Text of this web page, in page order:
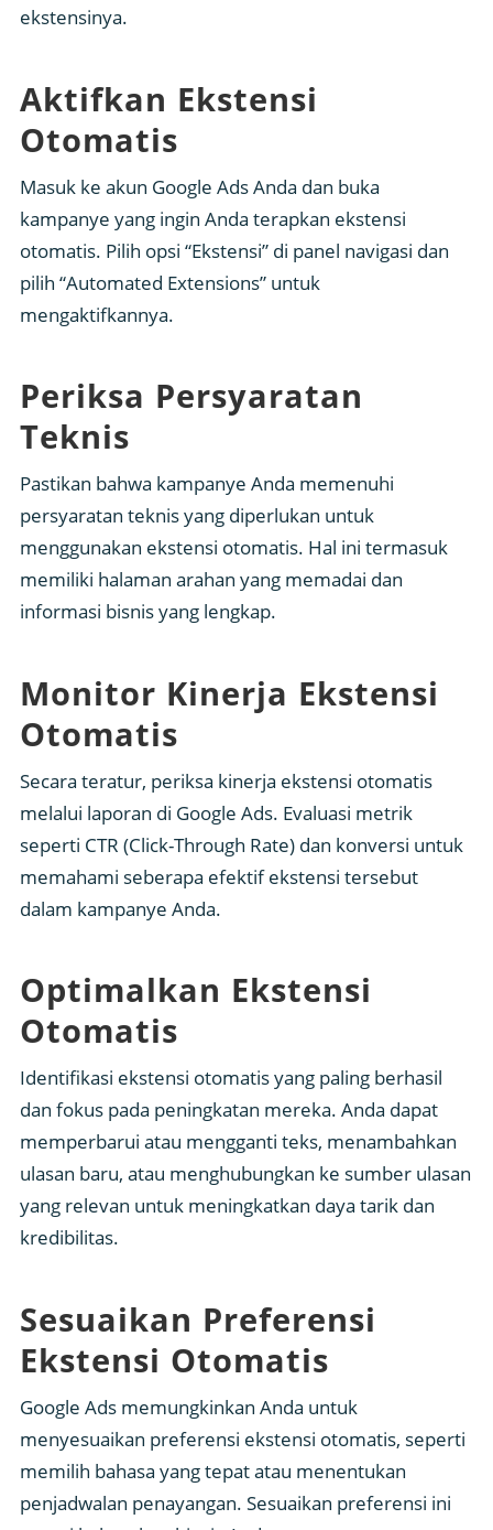
ekstensinya.
Aktifkan Ekstensi
Otomatis
Masuk ke akun Google Ads Anda dan buka
kampanye yang ingin Anda terapkan ekstensi
otomatis. Pilih opsi “Ekstensi” di panel navigasi dan
pilih “Automated Extensions” untuk
mengaktifkannya.
Periksa Persyaratan
Teknis
Pastikan bahwa kampanye Anda memenuhi
persyaratan teknis yang diperlukan untuk
menggunakan ekstensi otomatis. Hal ini termasuk
memiliki halaman arahan yang memadai dan
informasi bisnis yang lengkap.
Monitor Kinerja Ekstensi
Otomatis
Secara teratur, periksa kinerja ekstensi otomatis
melalui laporan di Google Ads. Evaluasi metrik
seperti CTR (Click-Through Rate) dan konversi untuk
memahami seberapa efektif ekstensi tersebut
dalam kampanye Anda.
Optimalkan Ekstensi
Otomatis
Identifikasi ekstensi otomatis yang paling berhasil
dan fokus pada peningkatan mereka. Anda dapat
memperbarui atau mengganti teks, menambahkan
ulasan baru, atau menghubungkan ke sumber ulasan
yang relevan untuk meningkatkan daya tarik dan
kredibilitas.
Sesuaikan Preferensi
Ekstensi Otomatis
Google Ads memungkinkan Anda untuk
menyesuaikan preferensi ekstensi otomatis, seperti
memilih bahasa yang tepat atau menentukan
penjadwalan penayangan. Sesuaikan preferensi ini